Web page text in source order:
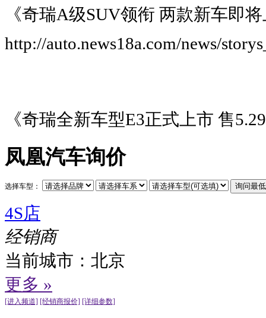
《奇瑞A级SUV领衔 两款新车即
http://auto.news18a.com/news/
《奇瑞全新车型E3正式上市 售
凤凰汽车询价
选择车型：
4S店
经销商
当前城市： 北京
更多 »
[进入频道] [经销商报价] [详细参数]